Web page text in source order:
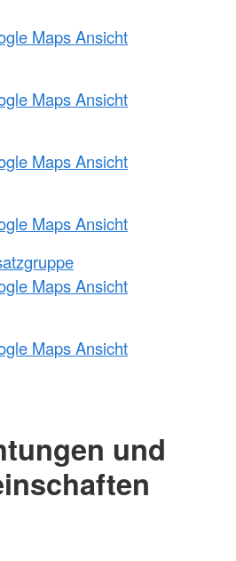
Maps Ansicht
Maps Ansicht
Maps Ansicht
Maps Ansicht
Maps Ansicht
Maps Ansicht
und